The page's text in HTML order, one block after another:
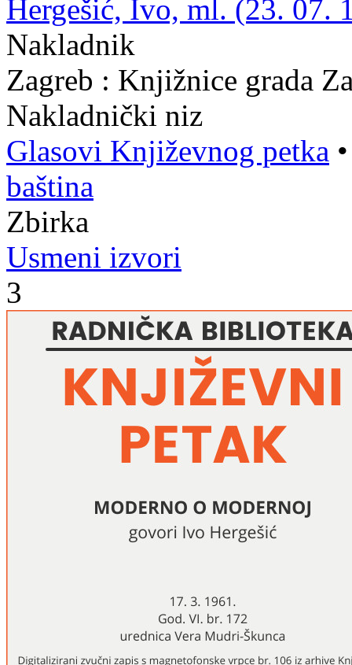
Hergešić, Ivo, ml. (23. 07.
Nakladnik
Zagreb : Knjižnice grada
Nakladnički niz
Glasovi Književnog petka
baština
Zbirka
Usmeni izvori
3